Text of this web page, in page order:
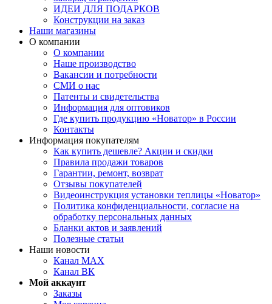
ИДЕИ ДЛЯ ПОДАРКОВ
Конструкции на заказ
Наши магазины
О компании
О компании
Наше производство
Вакансии и потребности
СМИ о нас
Патенты и свидетельства
Информация для оптовиков
Где купить продукцию «Новатор» в России
Контакты
Информация покупателям
Как купить дешевле? Акции и скидки
Правила продажи товаров
Гарантии, ремонт, возврат
Отзывы покупателей
Видеоинструкция установки теплицы «Новатор»
Политика конфиденциальности, согласие на
обработку персональных данных
Бланки актов и заявлений
Полезные статьи
Наши новости
Канал MAX
Канал ВК
Мой аккаунт
Заказы